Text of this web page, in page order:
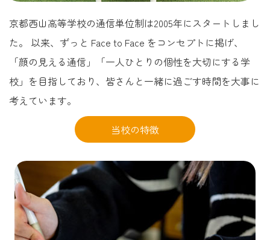
お知らせ
在校生向けコンテンツ
本校について
京都西山高等学校の通信単位制は2005年にスタートしまし
た。
以来、ずっと Face to Face をコンセプトに掲げ、
「顔の見える通信」「一人ひとりの個性を大切にする学
校」を目指しており、皆さんと一緒に過ごす時間を大事に
考えています。
当校の特徴